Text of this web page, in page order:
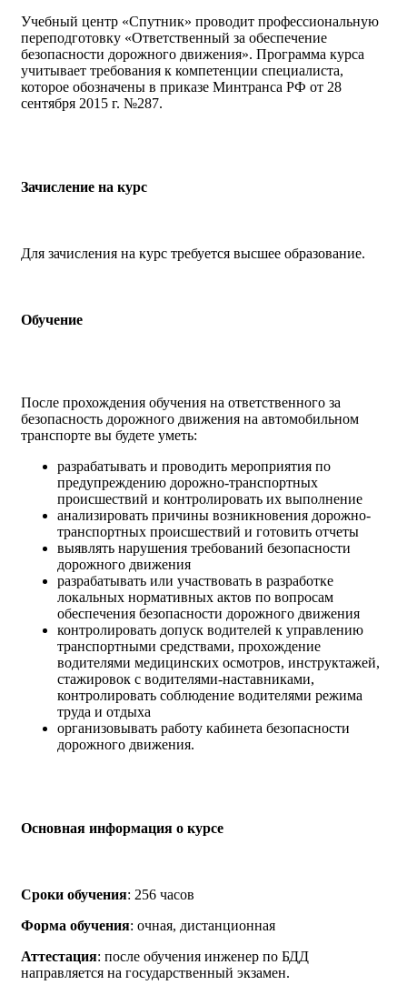
Учебный центр «Спутник» проводит профессиональную
переподготовку «Ответственный за обеспечение
безопасности дорожного движения». Программа курса
учитывает требования к компетенции специалиста,
которое обозначены в приказе Минтранса РФ от 28
сентября 2015 г. №287.
Зачисление на курс
Для зачисления на курс требуется высшее образование.
Обучение
После прохождения обучения на ответственного за
безопасность дорожного движения на автомобильном
транспорте вы будете уметь:
разрабатывать и проводить мероприятия по
предупреждению дорожно-транспортных
происшествий и контролировать их выполнение
анализировать причины возникновения дорожно-
транспортных происшествий и готовить отчеты
выявлять нарушения требований безопасности
дорожного движения
разрабатывать или участвовать в разработке
локальных нормативных актов по вопросам
обеспечения безопасности дорожного движения
контролировать допуск водителей к управлению
транспортными средствами, прохождение
водителями медицинских осмотров, инструктажей,
стажировок с водителями-наставниками,
контролировать соблюдение водителями режима
труда и отдыха
организовывать работу кабинета безопасности
дорожного движения.
Основная информация о курсе
Сроки обучения: 256 часов
Форма обучения: очная, дистанционная
Аттестация: после обучения инженер по БДД
направляется на государственный экзамен.